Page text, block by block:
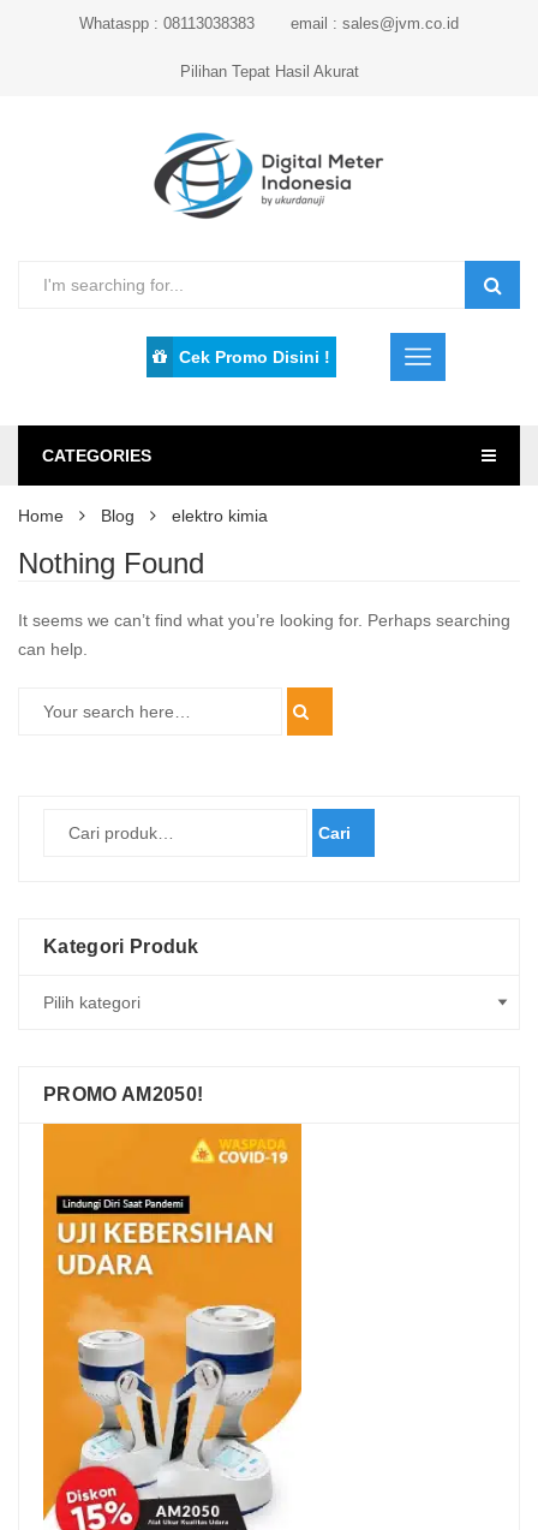
Whataspp : 08113038383 email : sales@jvm.co.id
Pilihan Tepat Hasil Akurat
Cek Promo Disini !
CATEGORIES
Home Blog elektro kimia
Nothing Found
It seems we can’t find what you’re looking for. Perhaps searching
can help.
Cari
Kategori Produk
PROMO AM2050!